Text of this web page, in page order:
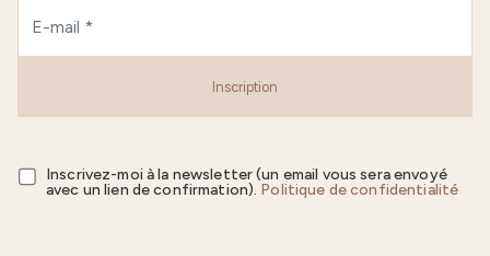
Inscription
Inscrivez-moi à la newsletter (un email vous sera envoyé
avec un lien de confirmation). Politique de confidentialité